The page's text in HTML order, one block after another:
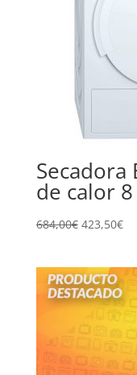
Secadora
de calor
684,00€ 423,50€